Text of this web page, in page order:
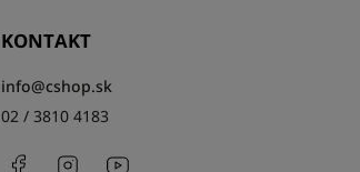
KONTAKT
info@cshop.sk
02 / 3810 4183
FacebookInstagram